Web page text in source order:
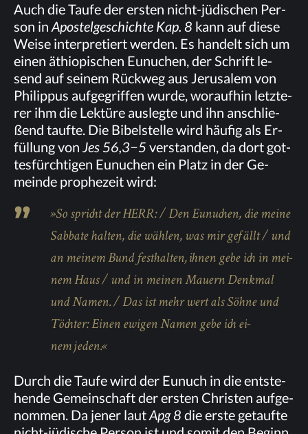
Auch die Tau­fe der ers­ten nicht-jü­di­schen Per­
son in Apos­tel­ge­schich­te Kap. 8 kann auf die­se
Wei­se in­ter­pre­tiert wer­den. Es han­delt sich um
ei­nen äthio­pi­schen Eu­nu­chen, der Schrift le­
send auf sei­nem Rück­weg aus Je­ru­sa­lem von
Phil­ip­pus auf­ge­grif­fen wur­de, wor­auf­hin letz­te­
rer ihm die Lek­tü­re aus­leg­te und ihn an­schlie­
ßend tauf­te. Die Bi­bel­stel­le wird häu­fig als Er­
fül­lung von Jes 56,3−5 ver­stan­den, da dort got­
tes­fürch­ti­gen Eu­nu­chen ein Platz in der Ge­
mein­de pro­phe­zeit wird:
»So spricht der HERR: / Den Eu­nu­chen, die mei­ne
Sab­ba­te hal­ten, die wäh­len, was mir ge­fällt / und
an mei­nem Bund fest­hal­ten, ih­nen gebe ich in mei­
nem Haus / und in mei­nen Mau­ern Denk­mal
und Na­men. / Das ist mehr wert als Söh­ne und
Töch­ter: Ei­nen ewi­gen Na­men gebe ich ei­
nem jeden.«
Durch die Tau­fe wird der Eu­nuch in die ent­ste­
hen­de Ge­mein­schaft der ers­ten Chris­ten auf­ge­
nom­men. Da je­ner lautApg 8 die ers­te ge­tauf­te